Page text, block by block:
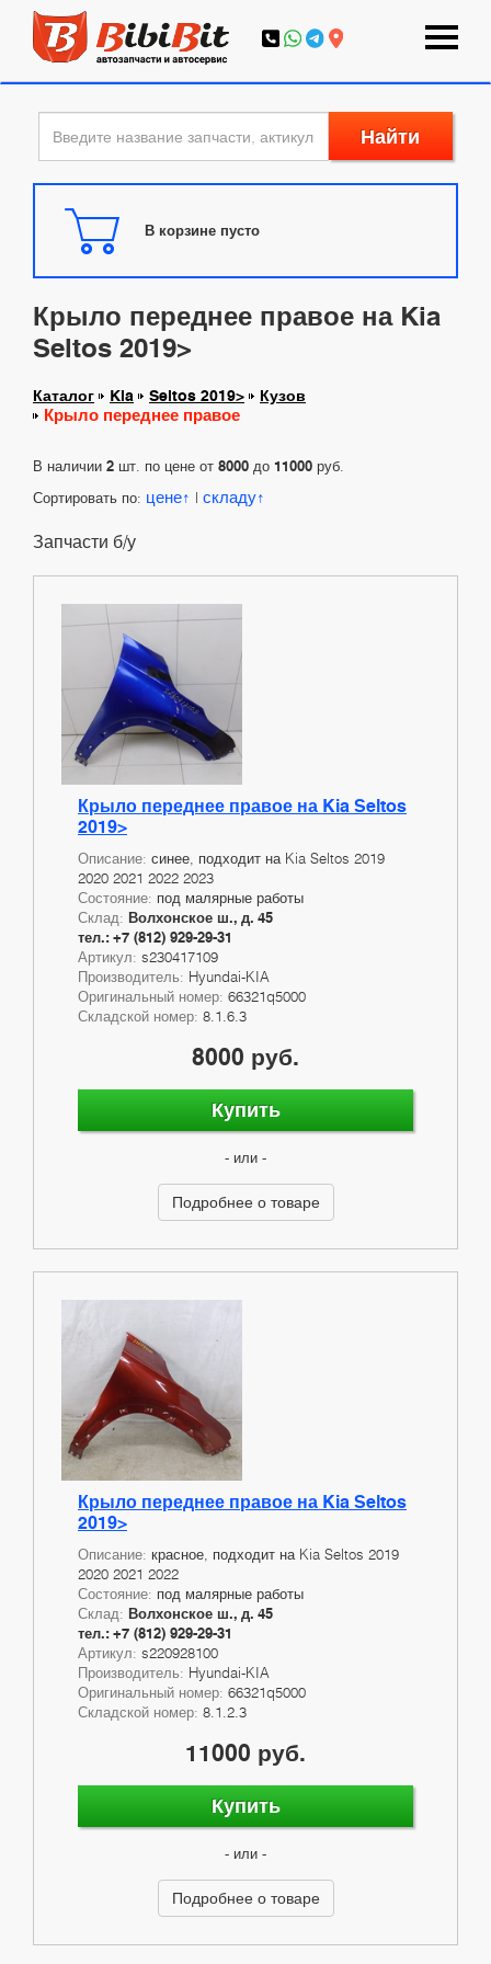
Найти
В корзине пусто
Крыло переднее правое на Kia
Seltos 2019>
Каталог Kia Seltos 2019> Кузов
Крыло переднее правое
В наличии 2 шт. по цене от 8000 до 11000 руб.
Сортировать по: цене | складу
Запчасти б/у
Крыло переднее правое на Kia Seltos
2019>
Описание: синее, подходит на Kia Seltos 2019
2020 2021 2022 2023
Состояние: под малярные работы
Склад: Волхонское ш., д. 45
тел.: +7 (812) 929-29-31
Артикул: s230417109
Производитель: Hyundai-KIA
Оригинальный номер: 66321q5000
Складской номер: 8.1.6.3
8000 руб.
Купить
- или -
Подробнее о товаре
Крыло переднее правое на Kia Seltos
2019>
Описание: красное, подходит на Kia Seltos 2019
2020 2021 2022
Состояние: под малярные работы
Склад: Волхонское ш., д. 45
тел.: +7 (812) 929-29-31
Артикул: s220928100
Производитель: Hyundai-KIA
Оригинальный номер: 66321q5000
Складской номер: 8.1.2.3
11000 руб.
Купить
- или -
Подробнее о товаре